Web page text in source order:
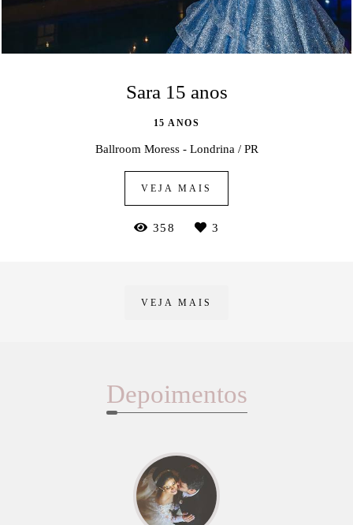
Sara 15 anos
15 ANOS
Ballroom Moress - Londrina / PR
VEJA MAIS
358 3
VEJA MAIS
Depoimentos